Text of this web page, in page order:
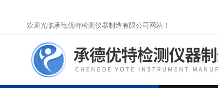
欢迎光临承德优特检测仪器制造有限公司网站！